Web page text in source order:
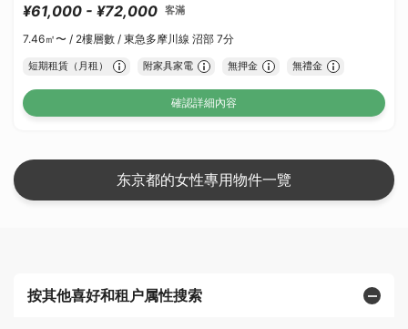
¥61,000 - ¥72,000 客滿
7.46㎡〜 / 2樓層數 / 東急多摩川線 沼部 7分
短期租賃（月租） 附家具家電 無押金 無禮金
確認詳細內容
东京都的女性專用物件一覽
按其他喜好和租户属性搜索